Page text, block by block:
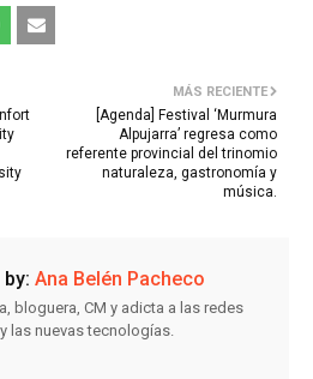
MÁS RECIENTE
[Agenda] Festival ‘Murmura
Alpujarra’ regresa como
referente provincial del trinomio
naturaleza, gastronomía y
música.
Ana Belén Pacheco
bloguera, CM y adicta a las redes
las nuevas tecnologías.